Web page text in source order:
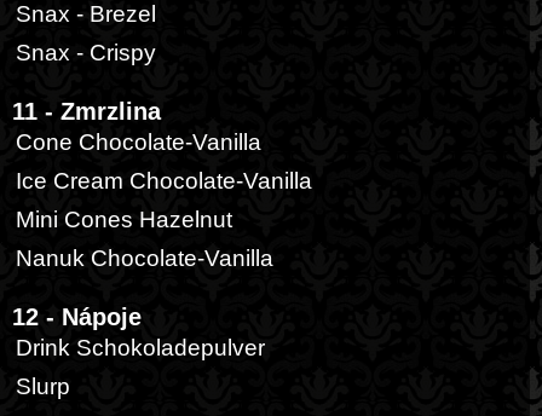
Snax - Brezel
Snax - Crispy
11 - Zmrzlina
Cone Chocolate-Vanilla
Ice Cream Chocolate-Vanilla
Mini Cones Hazelnut
Nanuk Chocolate-Vanilla
12 - Nápoje
Drink Schokoladepulver
Slurp